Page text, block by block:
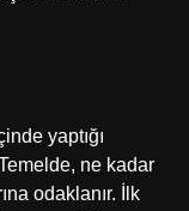
yaptığı
ne kadar
odaklanır. İlk